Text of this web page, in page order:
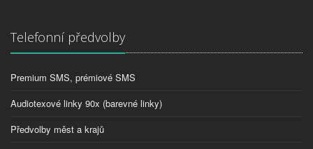
Telefonní předvolby
Premium SMS, prémiové SMS
Audiotexové linky 90x (barevné linky)
Předvolby měst a krajů